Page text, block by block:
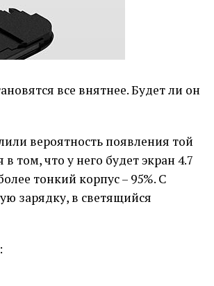
все внятнее. Будет ли он
вероятность появления той
том, что у него будет экран 4.7
тонкий корпус – 95%. С
зарядку, в светящийся